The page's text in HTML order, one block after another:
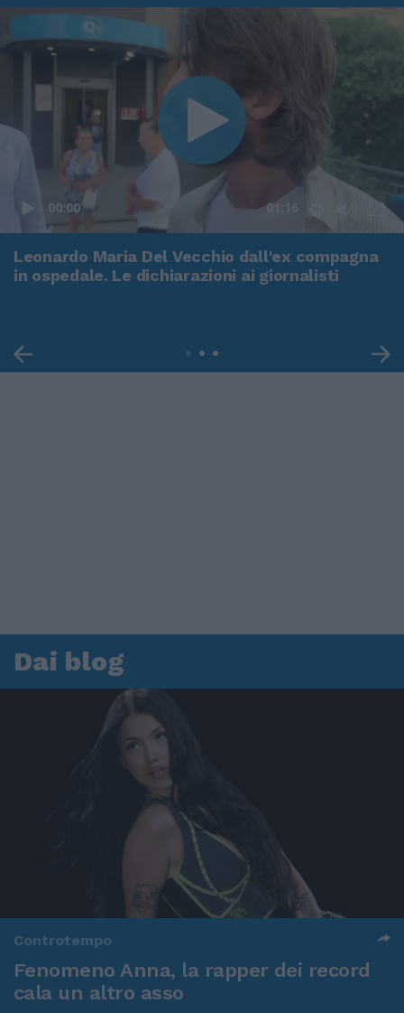
00:00 01:16
Leonardo Maria Del Vecchio dall'ex compagna
in ospedale. Le dichiarazioni ai giornalisti
Dai blog
Controtempo
Fenomeno Anna, la rapper dei record
cala un altro asso